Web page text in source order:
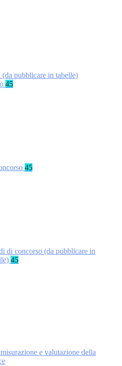
pubblicare in tabelle)
45
45
di concorso (da pubblicare in
45
e valutazione della